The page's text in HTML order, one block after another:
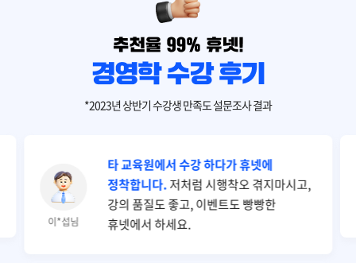
*2023년 상반기 수강생 만족도 설문조사 결과
이*섭님
타 교육원에서 수강 하다가 휴넷에
정착합니다.저처럼 시행착오 겪지마시고,
강의 품질도 좋고, 이벤트도 빵빵한
휴넷에서 하세요.